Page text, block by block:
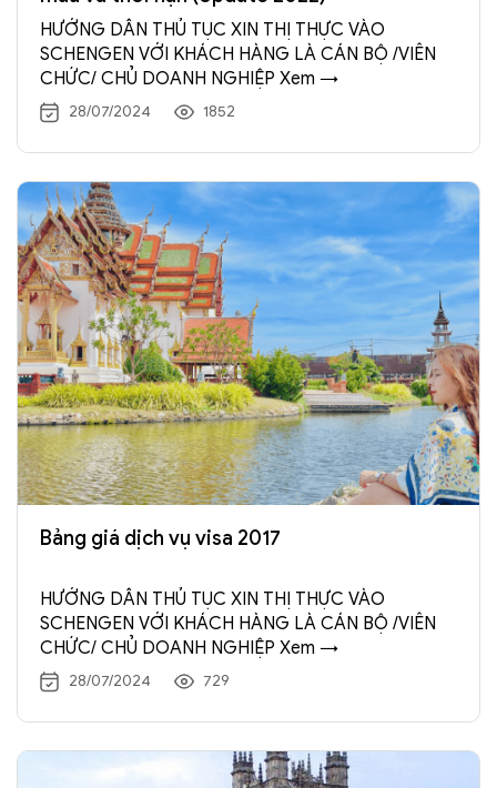
HƯỚNG DẪN THỦ TỤC XIN THỊ THỰC VÀO
SCHENGEN VỚI KHÁCH HÀNG LÀ CÁN BỘ /VIÊN
CHỨC/ CHỦ DOANH NGHIỆP Xem →
28/07/2024 1852
Bảng giá dịch vụ visa 2017
HƯỚNG DẪN THỦ TỤC XIN THỊ THỰC VÀO
SCHENGEN VỚI KHÁCH HÀNG LÀ CÁN BỘ /VIÊN
CHỨC/ CHỦ DOANH NGHIỆP Xem →
28/07/2024 729